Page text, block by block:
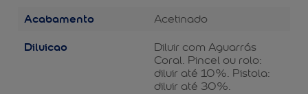
Acabamento Acetinado
Diluicao
Diluir com Aguarrás
Coral. Pincel ou rolo:
diluir até 10%. Pistola:
diluir até 30%.